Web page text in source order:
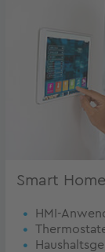
Smart Home
HMI-